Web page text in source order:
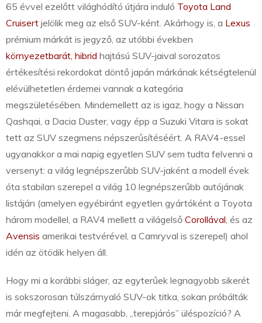
65 évvel ezelőtt világhódító útjára induló Toyota Land
Cruisert jelölik meg az első SUV-ként. Akárhogy is, a Lexus
prémium márkát is jegyző, az utóbbi években
környezetbarát, hibrid hajtású SUV-jaival sorozatos
értékesítési rekordokat döntő japán márkának kétségtelenül
elévülhetetlen érdemei vannak a kategória
megszületésében. Mindemellett az is igaz, hogy a Nissan
Qashqai, a Dacia Duster, vagy épp a Suzuki Vitara is sokat
tett az SUV szegmens népszerűsítéséért. A RAV4-essel
ugyanakkor a mai napig egyetlen SUV sem tudta felvenni a
versenyt: a világ legnépszerűbb SUV-jaként a modell évek
óta stabilan szerepel a világ 10 legnépszerűbb autójának
listáján (amelyen egyébiránt egyetlen gyártóként a Toyota
három modellel, a RAV4 mellett a világelső Corollával, és az
Avensis amerikai testvérével, a Camryval is szerepel) ahol
idén az ötödik helyen áll.
Hogy mi a korábbi sláger, az egyterűek legnagyobb sikerét
is sokszorosan túlszárnyaló SUV-ok titka, sokan próbálták
már megfejteni. A magasabb, „terepjárós” üléspozíció? A